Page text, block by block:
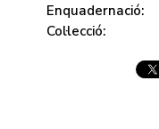
Enquadernació:
Col·lecció: